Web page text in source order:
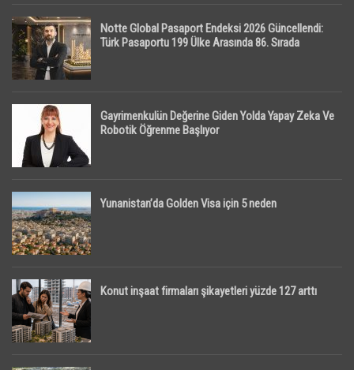
Notte Global Pasaport Endeksi 2026 Güncellendi:
Türk Pasaportu 199 Ülke Arasında 86. Sırada
Gayrimenkulün Değerine Giden Yolda Yapay Zeka Ve
Robotik Öğrenme Başlıyor
Yunanistan’da Golden Visa için 5 neden
Konut inşaat firmaları şikayetleri yüzde 127 arttı